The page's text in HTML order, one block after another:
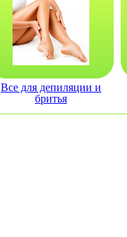
Все для депиляции и
бритья